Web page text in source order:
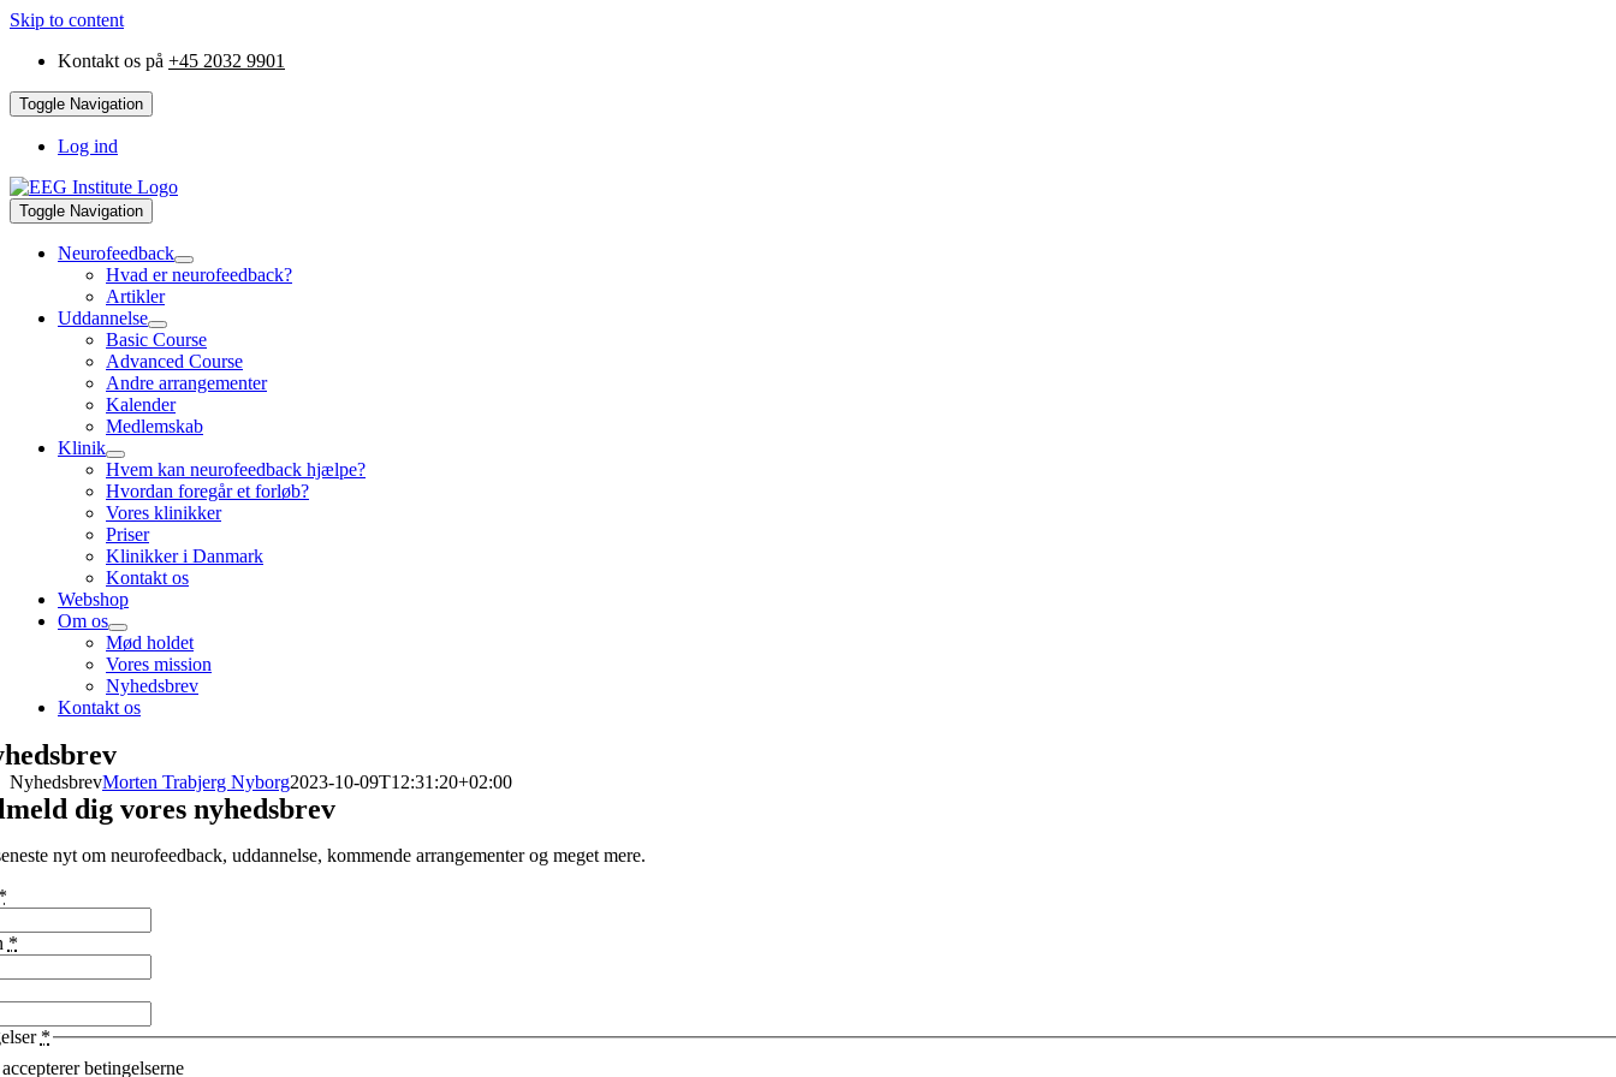
Skip to content
Kontakt os på +45 2032 9901
Toggle Navigation
Log ind
Toggle Navigation
Neurofeedback
Hvad er neurofeedback?
Artikler
Uddannelse
Basic Course
Advanced Course
Andre arrangementer
Kalender
Medlemskab
Klinik
Hvem kan neurofeedback hjælpe?
Hvordan foregår et forløb?
Vores klinikker
Priser
Klinikker i Danmark
Kontakt os
Webshop
Om os
Mød holdet
Vores mission
Nyhedsbrev
Kontakt os
NyhedsbrevMorten Trabjerg Nyborg2023-10-09T12:31:20+02:00
dig vores nyhedsbrev
nyt om neurofeedback, uddannelse, kommende arrangementer og meget mere.
*
*
betingelserne